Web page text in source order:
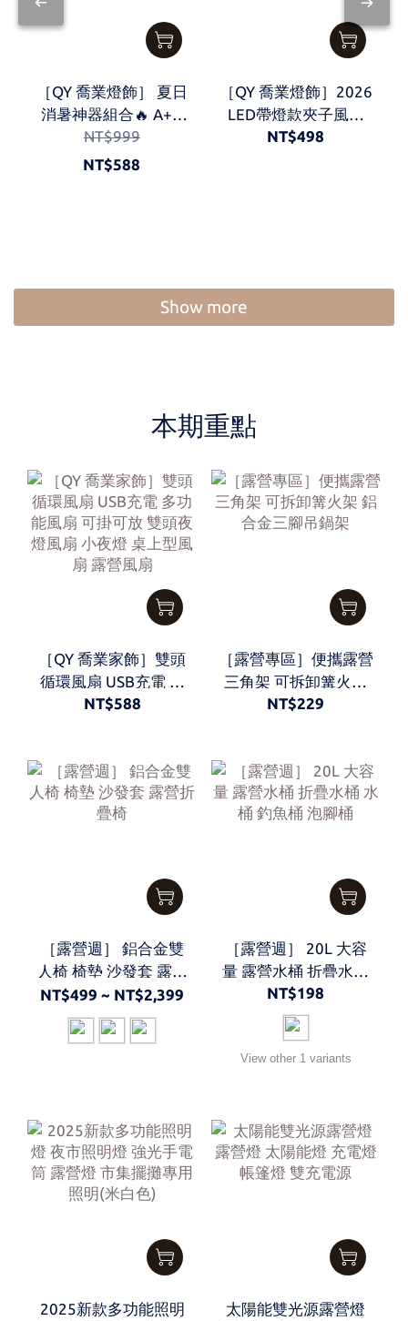
［QY 喬業燈飾］ 夏日
消暑神器組合🔥 A+B
只要588 風扇燈 手持
電扇 A+B
NT$999
NT$588
［QY 喬業燈飾］2026
LED帶燈款夾子風扇
戶外風扇 小風扇 隨身
NT$498
Show more
本期重點
［QY 喬業家飾］雙頭
循環風扇 USB充電 多
功能風扇 可掛可放 雙
NT$588
［露營專區］便攜露營
三角架 可拆卸篝火架
鋁合金三腳吊鍋架
NT$229
［露營週］ 鋁合金雙
人椅 椅墊 沙發套 露營
折疊椅
NT$499 ~ NT$2,399
［露營週］ 20L 大容
量 露營水桶 折疊水桶
水桶 釣魚桶 泡腳桶
NT$198
View other 1 variants
2025新款多功能照明
太陽能雙光源露營燈